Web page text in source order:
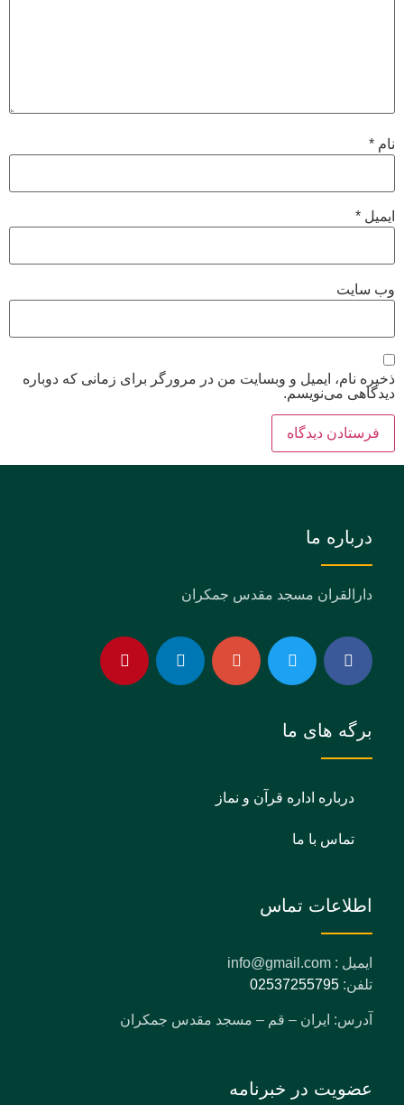
نام *
ایمیل *
وب‌ سایت
ذخیره نام، ایمیل و وبسایت من در مرورگر برای زمانی که دوباره
دیدگاهی می‌نویسم.
درباره ما
دارالقران مسجد مقدس جمکران
برگه های ما
درباره اداره قرآن و نماز
تماس با ما
اطلاعات تماس
ایمیل : info@gmail.com
تلفن: 02537255795
آدرس: ایران – قم – مسجد مقدس جمکران
عضویت در خبرنامه